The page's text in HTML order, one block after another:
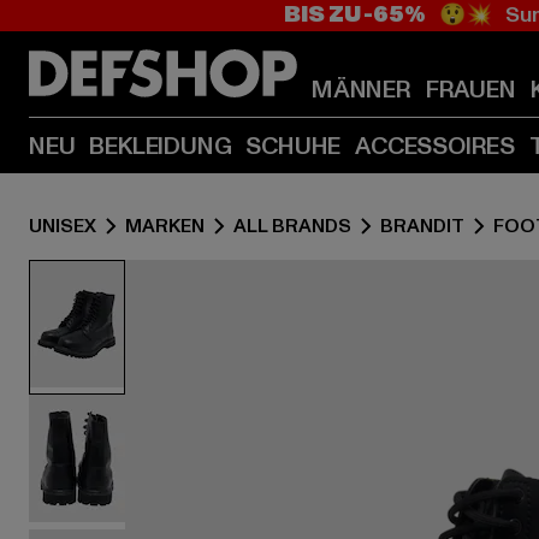
BIS ZU -65% 😲💥
MÄNNER FRAUEN
NEU BEKLEIDUNG SCHUHE ACCESSOIRES
UNISEX MARKEN ALL BRANDS BRANDIT